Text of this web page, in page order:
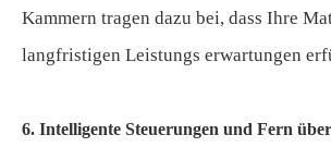
Kammern tragen dazu bei, dass Ihre
langfristigen Leistungs erwartungen
6. Intelligente Steuerungen und Fern